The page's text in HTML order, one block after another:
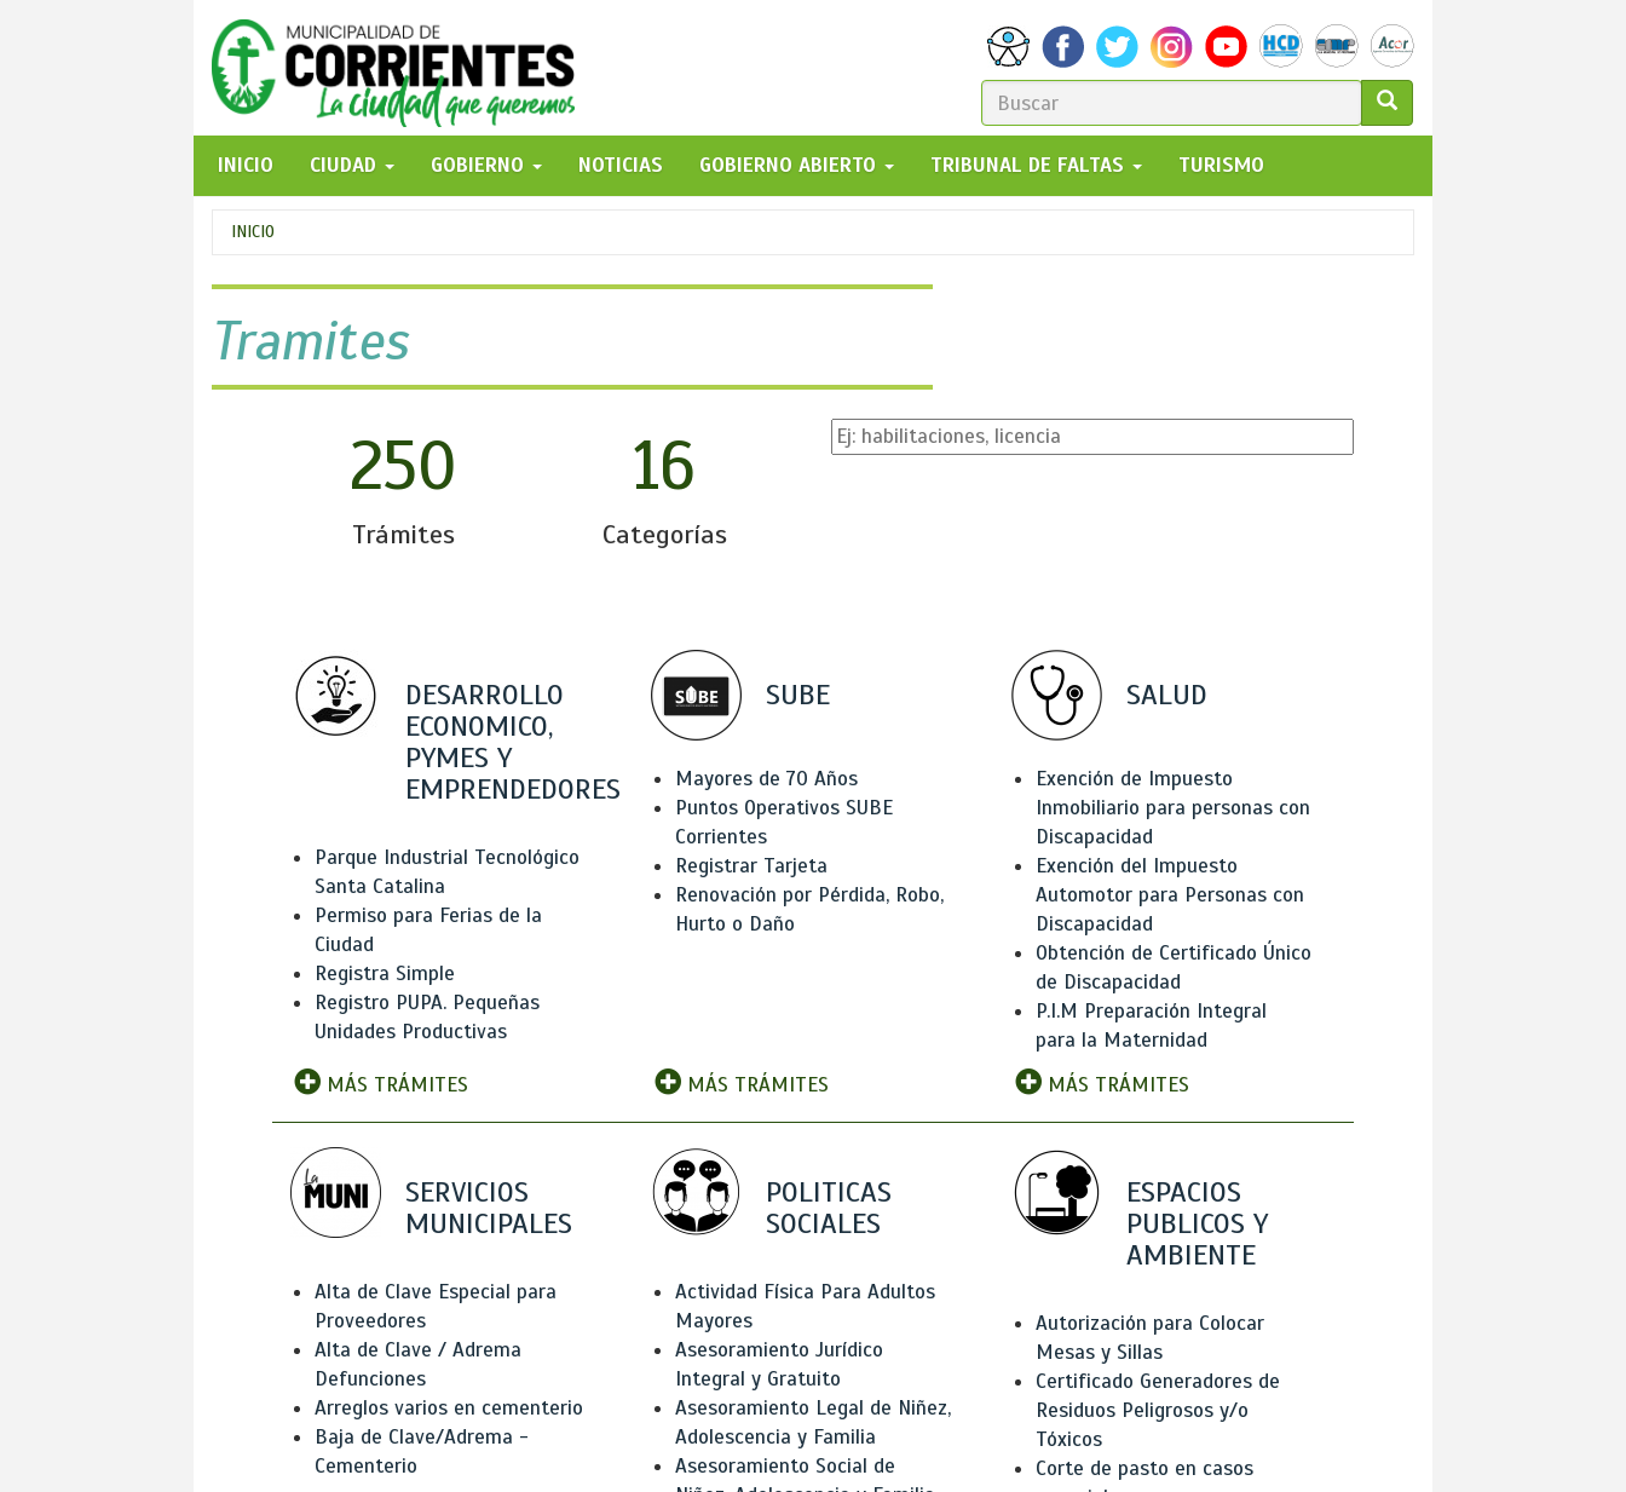
FORMULARIO
DE
BÚSQUEDA
GO!
INICIO
CIUDAD GOBIERNO NOTICIAS GOBIERNO ABIERTO TRIBUNAL DE FALTAS TURISMO
Se
encuentra
usted
aquí
INICIO
Tramites
250
Trámites
16
Categorías
DESARROLLO
ECONOMICO,
PYMES Y
EMPRENDEDORES
Parque Industrial Tecnológico
Santa Catalina
Permiso para Ferias de la
Ciudad
Registra Simple
Registro PUPA. Pequeñas
Unidades Productivas
MÁS TRÁMITES
SUBE
Mayores de 70 Años
Puntos Operativos SUBE
Corrientes
Registrar Tarjeta
Renovación por Pérdida, Robo,
Hurto o Daño
MÁS TRÁMITES
SALUD
Exención de Impuesto
Inmobiliario para personas con
Discapacidad
Exención del Impuesto
Automotor para Personas con
Discapacidad
Obtención de Certificado Único
de Discapacidad
P.I.M Preparación Integral
para la Maternidad
MÁS TRÁMITES
SERVICIOS
MUNICIPALES
Alta de Clave Especial para
Proveedores
Alta de Clave / Adrema
Defunciones
Arreglos varios en cementerio
Baja de Clave/Adrema -
Cementerio
POLITICAS
SOCIALES
Actividad Física Para Adultos
Mayores
Asesoramiento Jurídico
Integral y Gratuito
Asesoramiento Legal de Niñez,
Adolescencia y Familia
Asesoramiento Social de
ESPACIOS
PUBLICOS Y
AMBIENTE
Autorización para Colocar
Mesas y Sillas
Certificado Generadores de
Residuos Peligrosos y/o
Tóxicos
Corte de pasto en casos